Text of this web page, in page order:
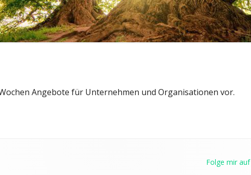
Angebote für Unternehmen und Organisationen vor.
Folge mir auf